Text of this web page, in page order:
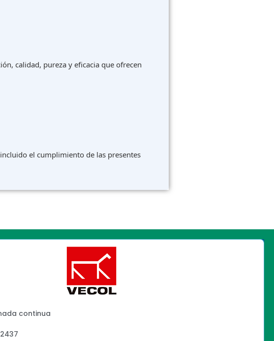
calidad, pureza y eficacia que ofrecen
el cumplimiento de las presentes
continua